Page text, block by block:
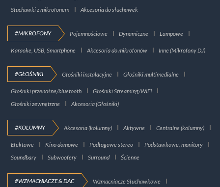
Słuchawki z mikrofonem
Akcesoria do słuchawek
#MIKROFONY Pojemnościowe Dynamiczne Lampowe
Karaoke, USB, Smartphone Akcesoria do mikrofonów Inne (Mikrofony DJ)
#GŁOŚNIKI Głośniki instalacyjne Głośniki multimedialne
Głośniki przenośne/bluetooth
Głośniki Streaming/WIFI
Głośniki zewnętrzne
Akcesoria (Głośniki)
#KOLUMNY Akcesoria (kolumny) Aktywne Centralne (kolumny)
Efektowe Kino domowe Podłogowe stereo
Podstawkowe, monitory
Soundbary
Subwoofery Surround Ścienne
#WZMACNIACZE & DAC Wzmacniacze Słuchawkowe